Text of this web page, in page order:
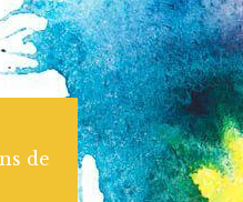
à l'aquarelle
sur le lien